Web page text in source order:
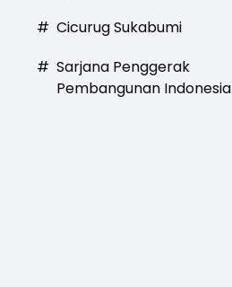
# Cicurug Sukabumi
# Sarjana Penggerak
Pembangunan Indonesia